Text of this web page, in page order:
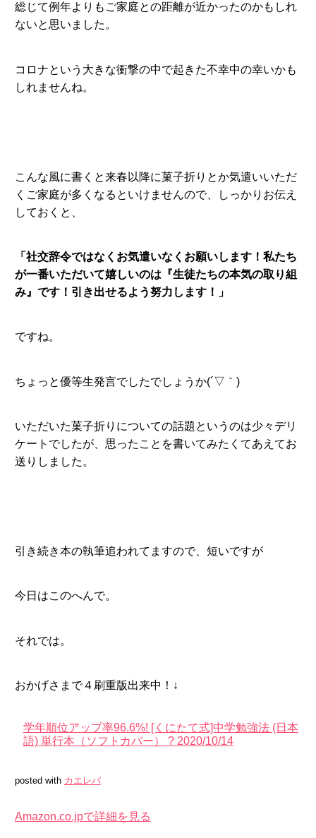
総じて例年よりもご家庭との距離が近かったのかもしれ
ないと思いました。
コロナという大きな衝撃の中で起きた不幸中の幸いかも
しれませんね。
こんな風に書くと来春以降に菓子折りとか気遣いいただ
くご家庭が多くなるといけませんので、しっかりお伝え
しておくと、
「社交辞令ではなくお気遣いなくお願いします！私たち
が一番いただいて嬉しいのは『生徒たちの本気の取り組
み』です！引き出せるよう努力します！」
ですね。
ちょっと優等生発言でしたでしょうか(´▽｀)
いただいた菓子折りについての話題というのは少々デリ
ケートでしたが、思ったことを書いてみたくてあえてお
送りしました。
引き続き本の執筆追われてますので、短いですが
今日はこのへんで。
それでは。
おかげさまで４刷重版出来中！↓
学年順位アップ率96.6%! [くにたて式]中学勉強法 (日本
語) 単行本（ソフトカバー） ? 2020/10/14
posted with カエレバ
Amazon.co.jpで詳細を見る